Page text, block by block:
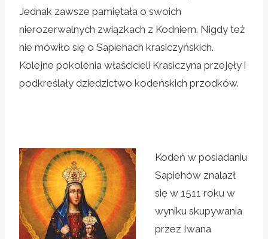
Jednak zawsze pamiętała o swoich
nierozerwalnych związkach z Kodniem. Nigdy też
nie mówiło się o Sapiehach krasiczyńskich.
Kolejne pokolenia właścicieli Krasiczyna przejęły i
podkreślały dziedzictwo kodeńskich przodków.
Kodeń w posiadaniu
Sapiehów znalazł
się w 1511 roku w
wyniku skupywania
przez Iwana